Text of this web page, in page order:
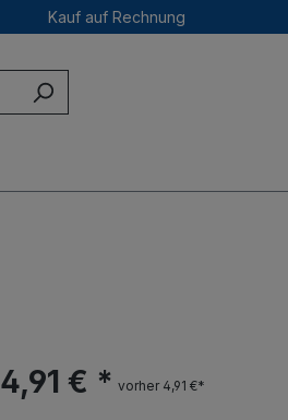
Kauf auf Rechnung
4,91 € * vorher 4,91 €*